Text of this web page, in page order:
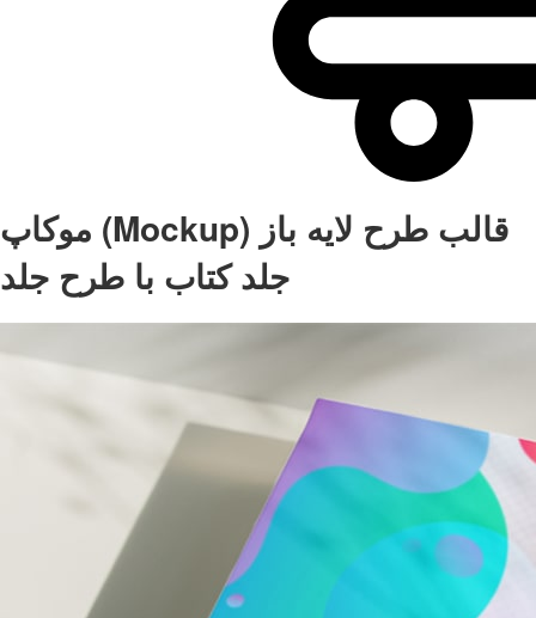
موکاپ (Mockup) قالب طرح لایه باز
جلد کتاب با طرح جلد